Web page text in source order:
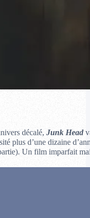
décalé, Junk Head
plus d’une dizaine
Un film imparfait